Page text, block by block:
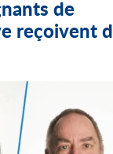
de
reçoivent